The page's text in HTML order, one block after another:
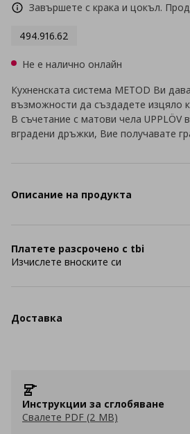
Завършете с крака и цокъл.
494.916.62
Не е налично онлайн
Кухненската система METOD Ви
възможности да създадете изцяло
В съчетание с матови чела UPPLÖV
вградени дръжки, Вие получавате
Описание на продукта
Платете разсрочено с tbi
Изчислете вноските си
Доставка
Инструкции за сглобяване
Свалете PDF (2 MB)